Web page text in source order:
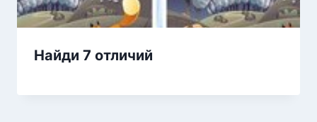
Найди 7 отличий